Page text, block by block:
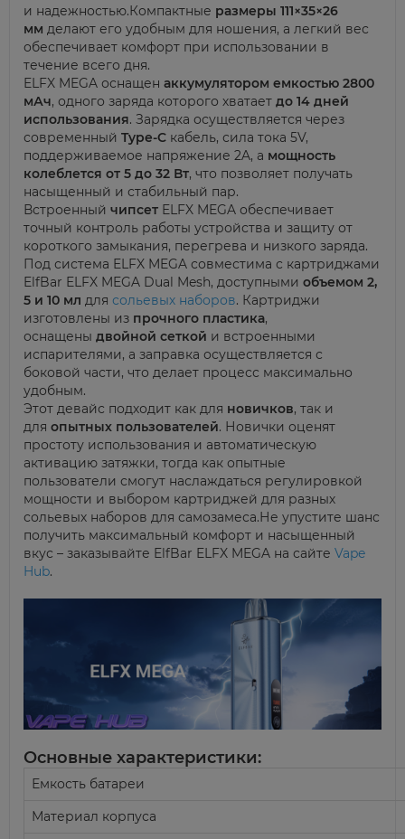
и надежностью.Компактные размеры 111×35×26
мм делают его удобным для ношения, а легкий вес
обеспечивает комфорт при использовании в
течение всего дня.
ELFX MEGA оснащен аккумулятором емкостью 2800
мАч, одного заряда которого хватает до 14 дней
использования. Зарядка осуществляется через
современный Type-C кабель, сила тока 5V,
поддерживаемое напряжение 2A, а мощность
колеблется от 5 до 32 Вт, что позволяет получать
насыщенный и стабильный пар.
Встроенный чипсет ELFX MEGA обеспечивает
точный контроль работы устройства и защиту от
короткого замыкания, перегрева и низкого заряда.
Под система ELFX MEGA совместима с картриджами
ElfBar ELFX MEGA Dual Mesh, доступными объемом 2,
5 и 10 мл для сольевых наборов. Картриджи
изготовлены из прочного пластика,
оснащены двойной сеткой и встроенными
испарителями, а заправка осуществляется с
боковой части, что делает процесс максимально
удобным.
Этот девайс подходит как для новичков, так и
для опытных пользователей. Новички оценят
простоту использования и автоматическую
активацию затяжки, тогда как опытные
пользователи смогут наслаждаться регулировкой
мощности и выбором картриджей для разных
сольевых наборов для самозамеса.Не упустите шанс
получить максимальный комфорт и насыщенный
вкус – заказывайте ElfBar ELFX MEGA на сайте Vape
Hub.
Основные характеристики:
Емкость батареи
Материал корпуса